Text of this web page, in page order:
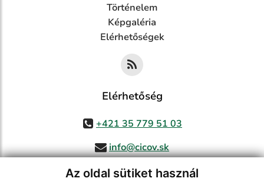
Az oldal sütiket használ
Történelem
Képgaléria
Elérhetőségek
Elérhetőség
+421 35 779 51 03
info@cicov.sk